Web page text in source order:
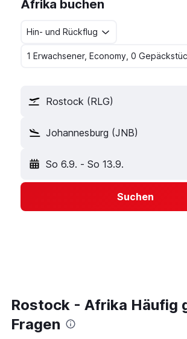
Afrika buchen
Hin- und Rückflug
1 Erwachsener, Economy, 0
Rostock (RLG)
Johannesburg (JNB)
So 6.9. - So 13.9.
Suchen
Rostock - Afrika Häufig
Fragen